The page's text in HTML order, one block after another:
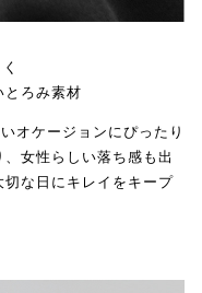
とろみ素材
オケージョンにぴったり
女性らしい落ち感も出
切な日にキレイをキープ